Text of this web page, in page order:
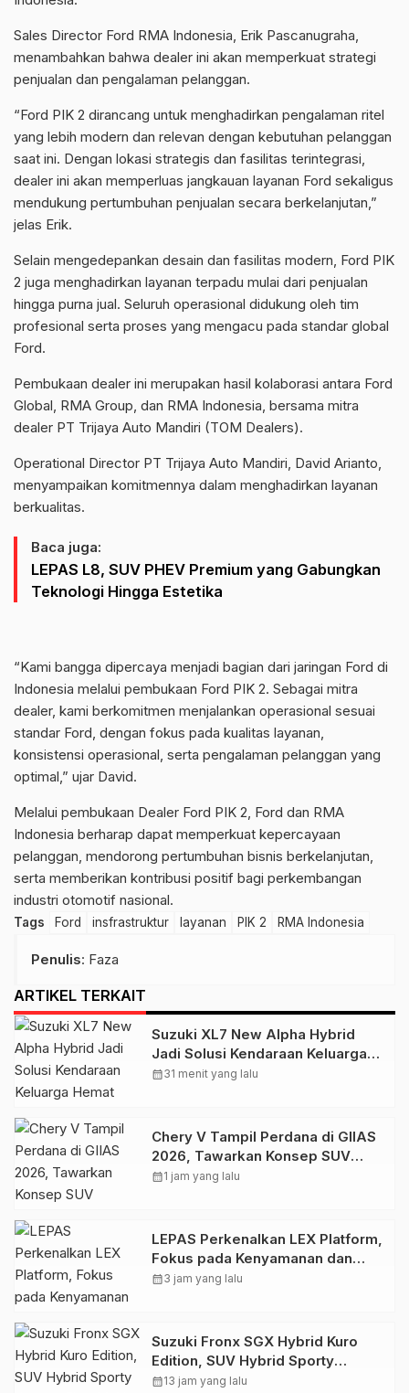
Sales Director Ford RMA Indonesia, Erik Pascanugraha,
menambahkan bahwa dealer ini akan memperkuat strategi
penjualan dan pengalaman pelanggan.
“Ford PIK 2 dirancang untuk menghadirkan pengalaman ritel
yang lebih modern dan relevan dengan kebutuhan pelanggan
saat ini. Dengan lokasi strategis dan fasilitas terintegrasi,
dealer ini akan memperluas jangkauan layanan Ford sekaligus
mendukung pertumbuhan penjualan secara berkelanjutan,”
jelas Erik.
Selain mengedepankan desain dan fasilitas modern, Ford PIK
2 juga menghadirkan layanan terpadu mulai dari penjualan
hingga purna jual. Seluruh operasional didukung oleh tim
profesional serta proses yang mengacu pada standar global
Ford.
Pembukaan dealer ini merupakan hasil kolaborasi antara Ford
Global, RMA Group, dan RMA Indonesia, bersama mitra
dealer PT Trijaya Auto Mandiri (TOM Dealers).
Operational Director PT Trijaya Auto Mandiri, David Arianto,
menyampaikan komitmennya dalam menghadirkan layanan
berkualitas.
Baca juga:
LEPAS L8, SUV PHEV Premium yang Gabungkan
Teknologi Hingga Estetika
“Kami bangga dipercaya menjadi bagian dari jaringan Ford di
Indonesia melalui pembukaan Ford PIK 2. Sebagai mitra
dealer, kami berkomitmen menjalankan operasional sesuai
standar Ford, dengan fokus pada kualitas layanan,
konsistensi operasional, serta pengalaman pelanggan yang
optimal,” ujar David.
Melalui pembukaan Dealer Ford PIK 2, Ford dan RMA
Indonesia berharap dapat memperkuat kepercayaan
pelanggan, mendorong pertumbuhan bisnis berkelanjutan,
serta memberikan kontribusi positif bagi perkembangan
industri otomotif nasional.
Tags Ford insfrastruktur layanan PIK 2 RMA Indonesia
Penulis: Faza
ARTIKEL TERKAIT
Suzuki XL7 New Alpha Hybrid
Jadi Solusi Kendaraan Keluarga
Hemat Energi di GIIAS 2026
calendar_month31 menit yang lalu
Chery V Tampil Perdana di GIIAS
2026, Tawarkan Konsep SUV
Futuristis untuk Mobilitas Modern
calendar_month1 jam yang lalu
LEPAS Perkenalkan LEX Platform,
Fokus pada Kenyamanan dan
Efisiensi Berkendara
calendar_month3 jam yang lalu
Suzuki Fronx SGX Hybrid Kuro
Edition, SUV Hybrid Sporty
dengan Fitur Makin Lengkap
calendar_month13 jam yang lalu